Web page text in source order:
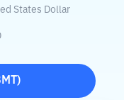
States Dollar
)